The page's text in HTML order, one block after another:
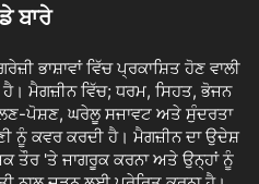
ਬਾਰੇ
ਭਾਸ਼ਾਵਾਂ ਵਿੱਚ ਪ੍ਰਕਾਸ਼ਿਤ ਹੋਣ ਵਾਲੀ
ਮੈਗਜ਼ੀਨ ਵਿੱਚ; ਧਰਮ, ਸਿਹਤ, ਭੋਜਨ
ਪੋਸ਼ਣ, ਘਰੇਲੂ ਸਜਾਵਟ ਅਤੇ ਸੁੰਦਰਤਾ
ਨੂੰ ਕਵਰ ਕਰਦੀ ਹੈ। ਮੈਗਜ਼ੀਨ ਦਾ ਉਦੇਸ਼
ਤੌਰ 'ਤੇ ਜਾਗਰੂਕ ਕਰਨਾ ਅਤੇ ਉਨ੍ਹਾਂ ਨੂੰ